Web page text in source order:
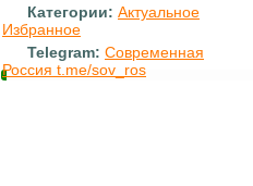
Категории: Актуальное
Избранное
Telegram: Современная
Россия t.me/sov_ros